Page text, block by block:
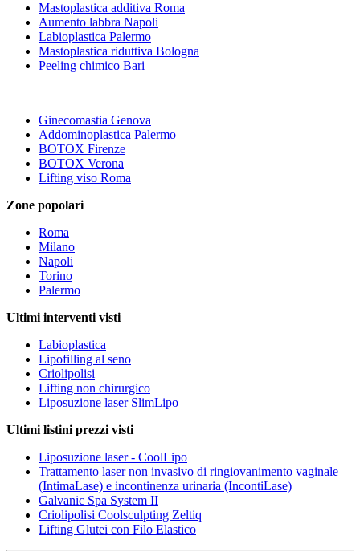
Mastoplastica additiva Roma
Aumento labbra Napoli
Labioplastica Palermo
Mastoplastica riduttiva Bologna
Peeling chimico Bari
Ginecomastia Genova
Addominoplastica Palermo
BOTOX Firenze
BOTOX Verona
Lifting viso Roma
Zone popolari
Roma
Milano
Napoli
Torino
Palermo
Ultimi interventi visti
Labioplastica
Lipofilling al seno
Criolipolisi
Lifting non chirurgico
Liposuzione laser SlimLipo
Ultimi listini prezzi visti
Liposuzione laser - CoolLipo
Trattamento laser non invasivo di ringiovanimento vaginale
(IntimaLase) e incontinenza urinaria (IncontiLase)
Galvanic Spa System II
Criolipolisi Coolsculpting Zeltiq
Lifting Glutei con Filo Elastico